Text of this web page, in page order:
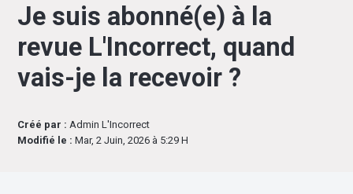
Je suis abonné(e) à la
revue L'Incorrect, quand
vais-je la recevoir ?
Créé par : Admin L'Incorrect
Modifié le : Mar, 2 Juin, 2026 à 5:29 H